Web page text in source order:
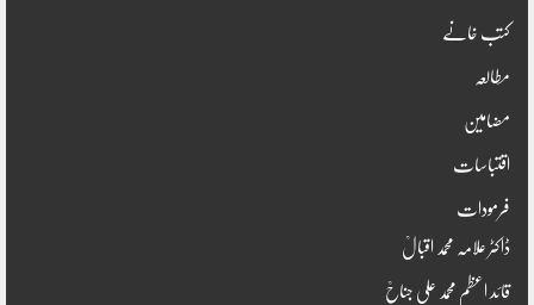
کتب خانے
مطالعہ
مضامین
اقتباسات
فرمودات
ڈاکٹر علامہ محمد اقبالؒ
قائد اعظم محمد علی جناحؒ